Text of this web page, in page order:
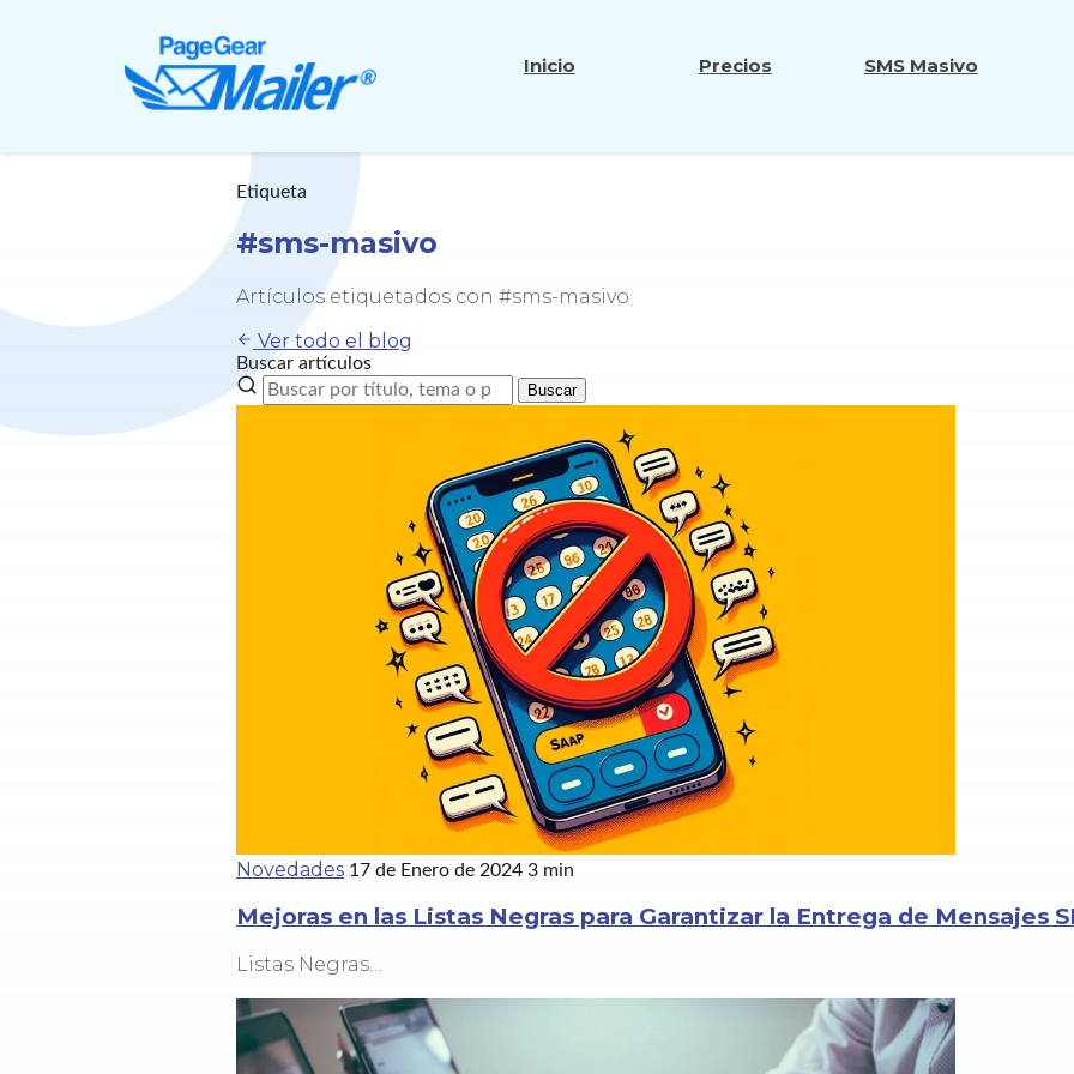
Inicio Precios SMS Masivo
Etiqueta
#sms-masivo
Artículos etiquetados con #sms-masivo
Ver todo el blog
Buscar artículos
Buscar
Novedades 17 de Enero de 2024 3 min
Mejoras en las Listas Negras para Garantizar la Entrega de Mensajes
Listas Negras…